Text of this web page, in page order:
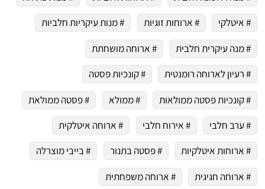
כמנויים ותלחצו על הפעמון תקבלו התראה לטלפון הנייד ברגע שעולה מתכון חדש לערוץ,
# איטלקי
# ארוחות זוגיות
# מנות עיקריות חלביות
# מנה עיקרית חלבית
# ארוחה מושחתת
# רעיון לארוחה רומנטית
# קונכיות פסטה
# קונכיות פסטה ממולאות
# ממולא
# פסטה ממולאת
# ערב חלבי
# אירוח חלבי
# ארוחה איטלקית
# ארוחות איטלקיות
# פסטה בתנור
# בייבי מוצרלה
# ארוחה חגיגית
# ארוחה משפחתית